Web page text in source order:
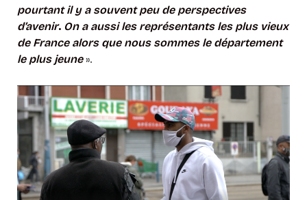
pourtant il y a souvent peu de perspectives
d’avenir. On a aussi les représentants les plus vieux
de France alors que nous sommes le département
le plus jeune».